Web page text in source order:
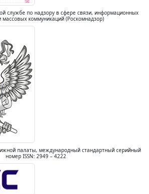
службе по надзору в сфере связи, информационных
массовых коммуникаций (Роскомнадзор)
палаты, международный стандартный серийный
номер ISSN: 2949 – 4222